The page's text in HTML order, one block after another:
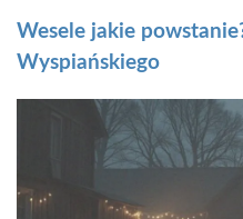
Wesele jakie
Wyspiańskiego